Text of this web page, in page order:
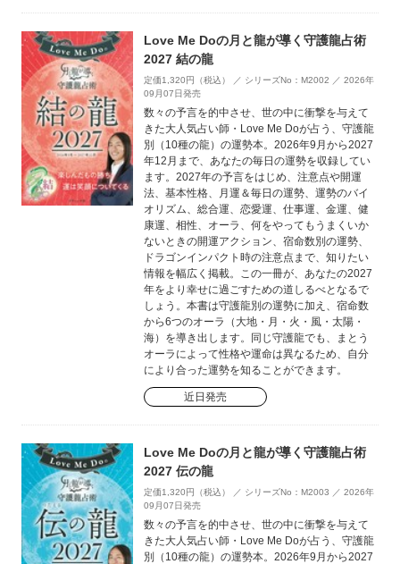
Love Me Doの月と龍が導く守護龍占術
2027 結の龍
定価1,320円（税込） ／ シリーズNo：M2002 ／ 2026年
09月07日発売
数々の予言を的中させ、世の中に衝撃を与えて
きた大人気占い師・Love Me Doが占う、守護龍
別（10種の龍）の運勢本。2026年9月から2027
年12月まで、あなたの毎日の運勢を収録してい
ます。2027年の予言をはじめ、注意点や開運
法、基本性格、月運＆毎日の運勢、運勢のバイ
オリズム、総合運、恋愛運、仕事運、金運、健
康運、相性、オーラ、何をやってもうまくいか
ないときの開運アクション、宿命数別の運勢、
ドラゴンインパクト時の注意点まで、知りたい
情報を幅広く掲載。この一冊が、あなたの2027
年をより幸せに過ごすための道しるべとなるで
しょう。本書は守護龍別の運勢に加え、宿命数
から6つのオーラ（大地・月・火・風・太陽・
海）を導き出します。同じ守護龍でも、まとう
オーラによって性格や運命は異なるため、自分
により合った運勢を知ることができます。
近日発売
Love Me Doの月と龍が導く守護龍占術
2027 伝の龍
定価1,320円（税込） ／ シリーズNo：M2003 ／ 2026年
09月07日発売
数々の予言を的中させ、世の中に衝撃を与えて
きた大人気占い師・Love Me Doが占う、守護龍
別（10種の龍）の運勢本。2026年9月から2027